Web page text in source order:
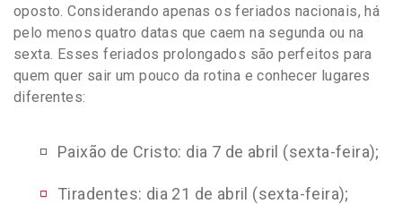
oposto. Considerando apenas os feriados nacionais, há
pelo menos quatro datas que caem na segunda ou na
sexta. Esses feriados prolongados são perfeitos para
quem quer sair um pouco da rotina e conhecer lugares
diferentes:
Paixão de Cristo: dia 7 de abril (sexta-feira);
Tiradentes: dia 21 de abril (sexta-feira);